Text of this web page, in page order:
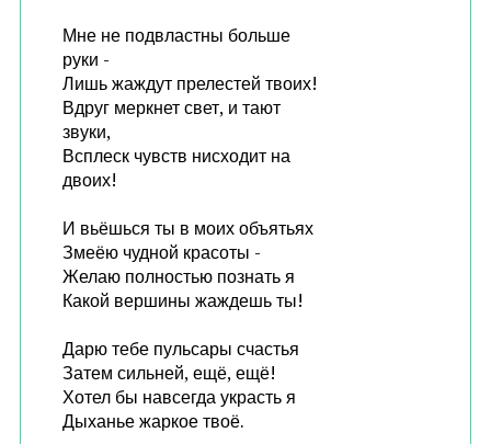
Мне не подвластны больше
руки -
Лишь жаждут прелестей твоих!
Вдруг меркнет свет, и тают
звуки,
Всплеск чувств нисходит на
двоих!
И вьёшься ты в моих объятьях
Змеёю чудной красоты -
Желаю полностью познать я
Какой вершины жаждешь ты!
Дарю тебе пульсары счастья
Затем сильней, ещё, ещё!
Хотел бы навсегда украсть я
Дыханье жаркое твоё.